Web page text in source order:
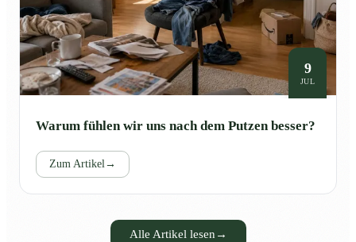
9
JUL
Warum fühlen wir uns nach dem Putzen besser?
Zum Artikel→
Alle Artikel lesen →